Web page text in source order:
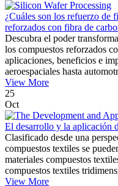
¿Cuáles son los refuerzo de
reforzados con fibra de
Descubra el poder
los compuestos reforzados
aplicaciones, beneficios e
aeroespaciales hasta
View More
25
Oct
El desarrollo y la aplicación
Clasificado desde una
compuestos textiles se
materiales compuestos
compuestos textiles
View More